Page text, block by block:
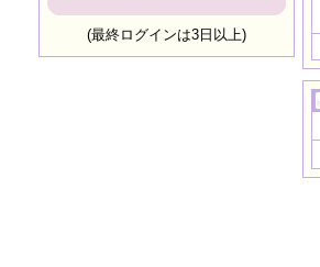
(最終ログインは3日以上)